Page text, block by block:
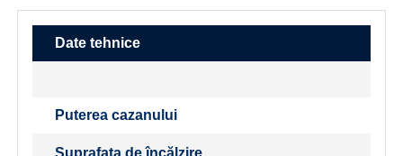
Date tehnice
Puterea cazanului